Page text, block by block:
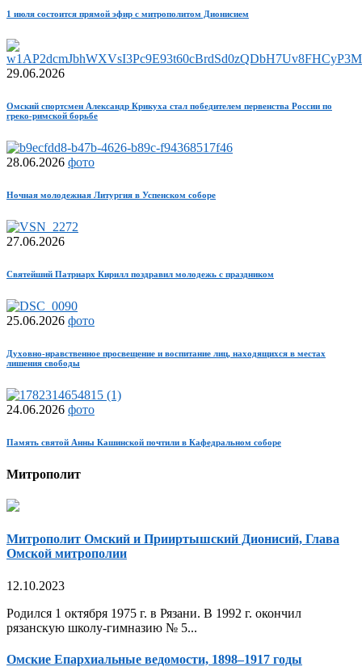
1 июля состоится прямой эфир с митрополитом Дионисием
29.06.2026
Омский спортсмен Александр Крикуха стал победителем первенства России по
греко-римской борьбе
28.06.2026 фото
Ночная молодежная Литургия в Успенском соборе
27.06.2026
Святейший Патриарх Кирилл поздравил молодежь с праздником
25.06.2026 фото
Духовно-нравственное просвещение и воспитание лиц, находящихся в местах
лишения свободы
24.06.2026 фото
Память святой Анны Кашинской почтили в Кафедральном соборе
Митрополит
Митрополит Омский и Прииртышский Дионисий, Глава
Омской митрополии
12.10.2023
Родился 1 октября 1975 г. в Рязани. В 1992 г. окончил
рязанскую школу-гимназию № 5...
Омские Епархиальные ведомости, 1898–1917 годы